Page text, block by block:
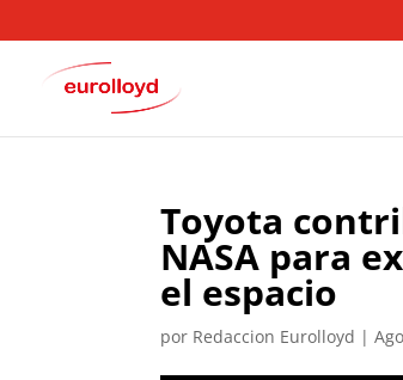
Toyota
NASA para
el espacio
por Redaccion Eurolloyd |